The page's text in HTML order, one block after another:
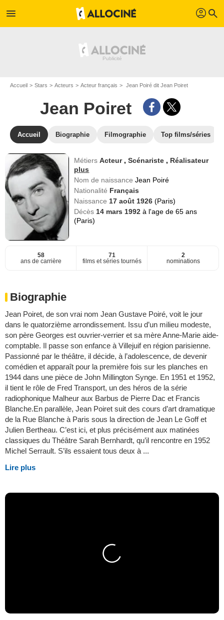
menu profil search
Accueil Stars Acteurs Acteur français Jean Poiré dit Jean Poiret
Jean Poiret
Accueil Biographie Filmographie Top films/séries
MétiersActeur ,Scénariste , Réalisateur
plus
Nom de naissanceJean Poiré
Nationalité Français
Naissance 17 août 1926(Paris)
Décès 14 mars 1992à l'age de 65 ans
(Paris)
58
ans de carrière
71
films et séries tournés
2
nominations
Biographie
Jean Poiret, de son vrai nom Jean Gustave Poiré, voit le jour
dans le quatorzième arrondissement. Issu d’un milieu modeste,
son père Georges est ouvrier-verrier et sa mère Anne-Marie aide-
comptable. Il passe son enfance à Villejuif en région parisienne.
Passionné par le théâtre, il décide, à l’adolescence, de devenir
comédien et apparaît pour la première fois sur les planches en
1944 dans une pièce de John Millington Synge. En 1951 et 1952,
il tient le rôle de Fred Transport, un des héros de la série
radiophonique Malheur aux Barbus de Pierre Dac et Francis
Blanche.En parallèle, Jean Poiret suit des cours d’art dramatique
de la Rue Blanche à Paris sous la direction de Jean Le Goff et
Julien Bertheau. C’est ici, et plus précisément aux matinées
classiques du Théâtre Sarah Bernhardt, qu’il rencontre en 1952
Michel Serrault. S’ils essaient tous deux à ...
Lire plus